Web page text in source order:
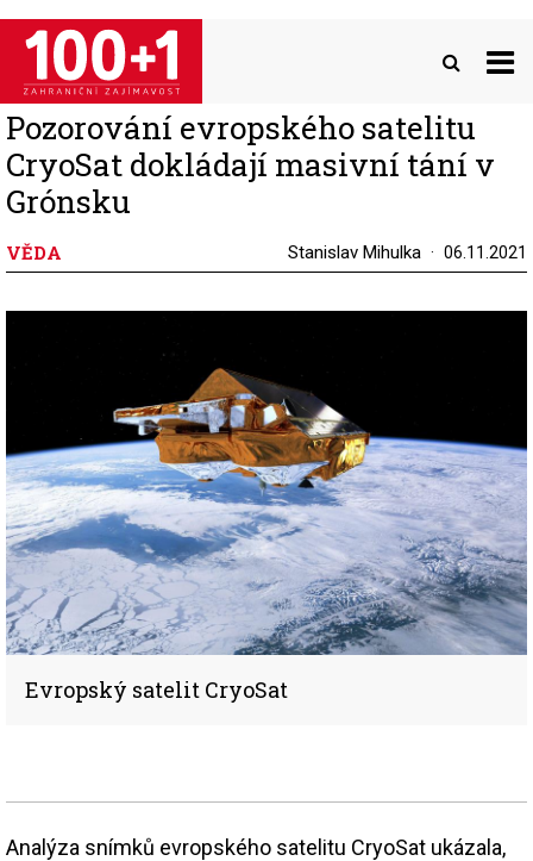
Přejít
hlavnímu
obsahu
Pozorování evropského satelitu
CryoSat dokládají masivní tání v
Grónsku
VĚDA Stanislav Mihulka 06.11.2021
Evropský satelit CryoSat
Analýza snímků evropského satelitu CryoSat ukázala,